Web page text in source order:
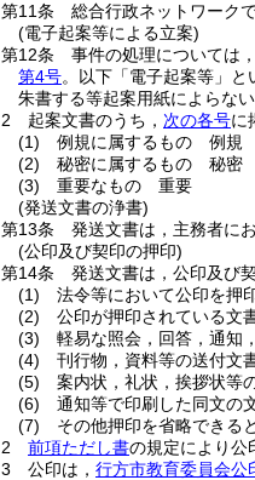
第11条
総合行政ネットワーク
(電子起案等による立案)
第12条
事件の処理については
第4号。以下「電子起案等」と
朱書する等起案用紙によらない
2
起案文書のうち， 次の各号に
(1)
例規に属するもの 例規
(2)
秘密に属するもの 秘密
(3)
重要なもの 重要
(発送文書の浄書)
第13条
発送文書は，主務者に
(公印及び契印の押印)
第14条
発送文書は，公印及び
(1)
法令等において公印を押
(2)
公印が押印されている文
(3)
軽易な照会，回答，通知
(4)
刊行物，資料等の送付文
(5)
案内状，礼状，挨拶状等
(6)
通知等で印刷した同文の
(7)
その他押印を省略できる
2
前項ただし書の規定により公
3
公印は， 行方市教育委員会公